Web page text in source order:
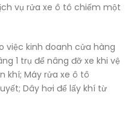
vụ rửa xe ô tô chiếm một
việc kinh doanh cửa hàng
1 trụ để nâng đỡ xe khi vệ
khí; Máy rửa xe ô tô
Dây hơi để lấy khí từ